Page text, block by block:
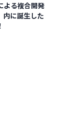
よる複合開発
内に誕生した